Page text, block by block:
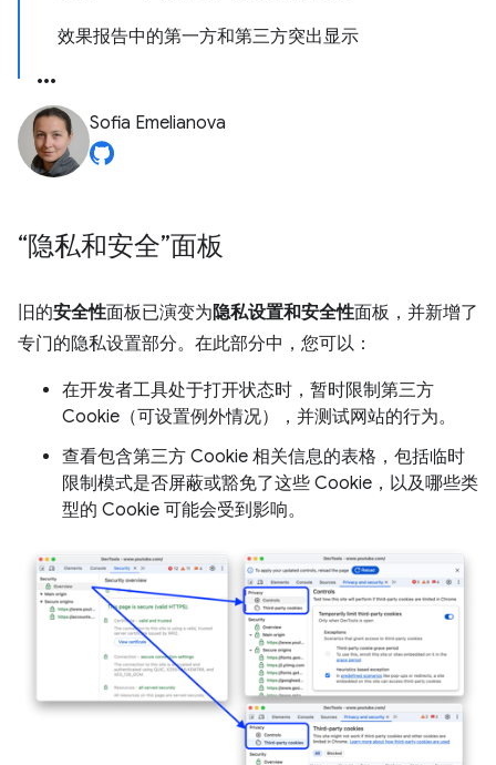
效果报告中的第一方和第三方突出显示
Sofia Emelianova
“隐私和安全”面板
旧的安全性面板已演变为隐私设置和安全性面板，并新增了
专门的隐私设置部分。在此部分中，您可以：
在开发者工具处于打开状态时，暂时限制第三方
Cookie（可设置例外情况），并测试网站的行为。
查看包含第三方 Cookie 相关信息的表格，包括临时
限制模式是否屏蔽或豁免了这些 Cookie，以及哪些类
型的 Cookie 可能会受到影响。